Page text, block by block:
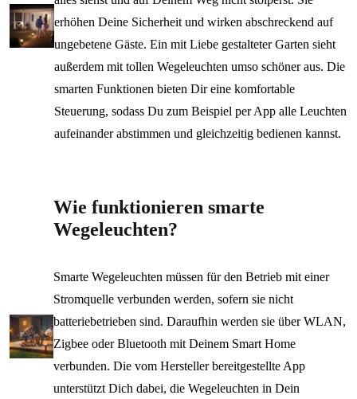
erhöhen Deine Sicherheit und wirken abschreckend auf
ungebetene Gäste. Ein mit Liebe gestalteter Garten sieht
außerdem mit tollen Wegeleuchten umso schöner aus. Die
smarten Funktionen bieten Dir eine komfortable
Steuerung, sodass Du zum Beispiel per App alle Leuchten
aufeinander abstimmen und gleichzeitig bedienen kannst.
Wie funktionieren smarte
Wegeleuchten?
Smarte Wegeleuchten müssen für den Betrieb mit einer
Stromquelle verbunden werden, sofern sie nicht
batteriebetrieben sind. Daraufhin werden sie über WLAN,
Zigbee oder Bluetooth mit Deinem Smart Home
verbunden. Die vom Hersteller bereitgestellte App
unterstützt Dich dabei, die Wegeleuchten in Dein